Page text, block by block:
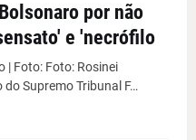
por não
e 'necrófilo
| Foto: Foto: Rosinei
Supremo Tribunal F…